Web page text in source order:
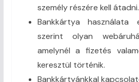
személy részére kell átadni.
Bankkártya használata
szerint olyan
amelynél a fizetés
keresztül történik.
Bankkártyánkkal